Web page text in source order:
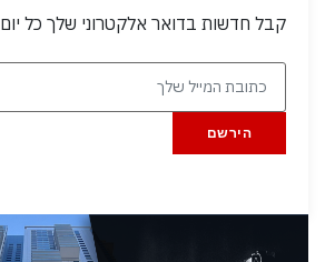
קבל חדשות בדואר אלקטרוני שלך כל יום
הירשם